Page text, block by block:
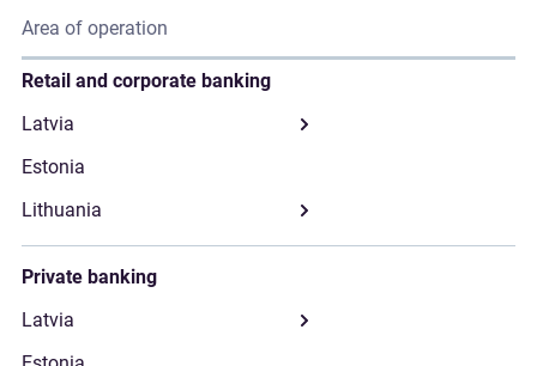
Area of operation
Retail and corporate banking
Private banking